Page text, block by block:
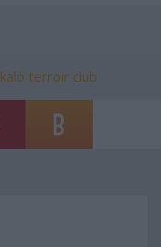
kaló terroir club